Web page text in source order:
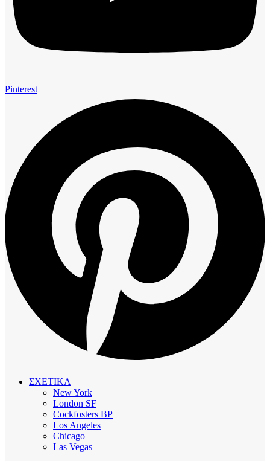
Pinterest
ΣΧΕΤΙΚΑ
New York
London SF
Cockfosters BP
Los Angeles
Chicago
Las Vegas